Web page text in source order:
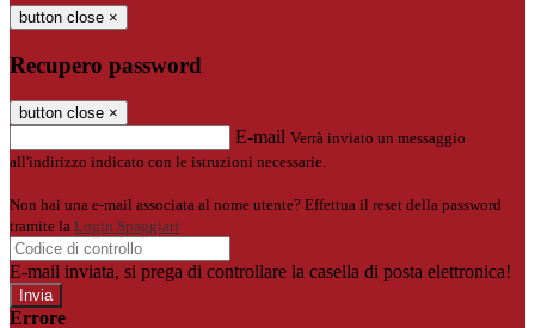
button close ×
Recupero password
button close ×
E-mail Verrà inviato un messaggio
all'indirizzo indicato con le istruzioni necessarie.
Non hai una e-mail associata al nome utente? Effettua il reset della password
tramite la Login Spaggiari
E-mail inviata, si prega di controllare la casella di posta elettronica!
Errore